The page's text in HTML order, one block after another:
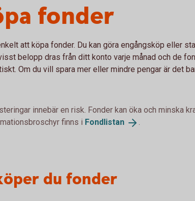
fonder
att köpa fonder. Du kan göra engångsköp eller
belopp dras från ditt konto varje månad och de
Om du vill spara mer eller mindre pengar är det
innebär en risk. Fonder kan öka och minska
finns i Fondlistan .
du fonder